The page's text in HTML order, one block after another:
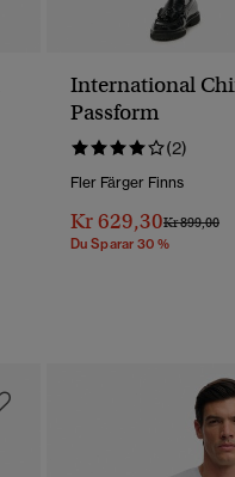
International
Passform
(2)
Fler Färger Finns
Kr 629,30Pris
Kr 899,00Till
Du Sparar 30 %